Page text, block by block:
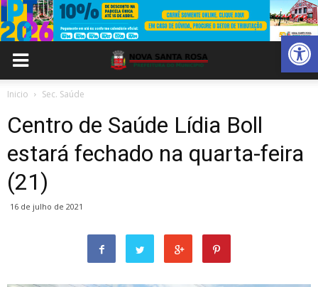
Abrir
Inicio Sec. Saúde
Centro de Saúde Lídia Boll
estará fechado na quarta-feira
(21)
16 de julho de 2021